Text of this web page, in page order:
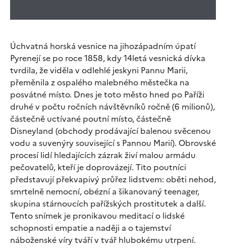
Úchvatná horská vesnice na jihozápadním úpatí
Pyrenejí se po roce 1858, kdy 14letá vesnická dívka
tvrdila, že viděla v odlehlé jeskyni Pannu Marii,
přeměnila z ospalého malebného městečka na
posvátné místo. Dnes je toto město hned po Paříži
druhé v počtu ročních návštěvníků ročně (6 milionů),
částečně uctívané poutní místo, částečně
Disneyland (obchody prodávající balenou svěcenou
vodu a suvenýry související s Pannou Marií). Obrovské
procesí lidí hledajících zázrak živí malou armádu
pečovatelů, kteří je doprovázejí. Tito poutníci
představují překvapivý průřez lidstvem: oběti nehod,
smrtelně nemocní, obézní a šikanovaný teenager,
skupina stárnoucích pařížských prostitutek a další.
Tento snímek je pronikavou meditací o lidské
schopnosti empatie a naději a o tajemství
náboženské víry tváří v tvář hlubokému utrpení.